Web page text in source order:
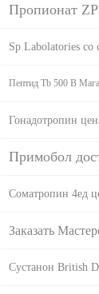
Пропионат
Sp Labolatories со
Пептид Tb 500 В
Гонадотропин
Примобол
Cоматропин 4ед
Заказать
Сустанон British